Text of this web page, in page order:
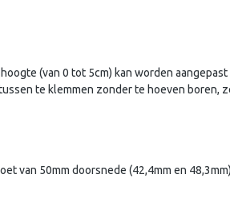
(van 0 tot 5cm) kan worden
te klemmen zonder te hoeven boren,
van 50mm doorsnede (42,4mm en